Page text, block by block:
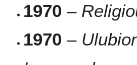
1970 –
1970 –